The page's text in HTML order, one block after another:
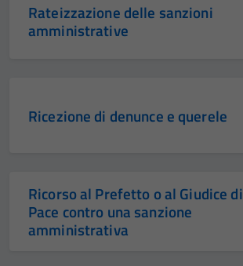
Rateizzazione delle sanzioni
amministrative
Ricezione di denunce e querele
Ricorso al Prefetto o al Giudice di
Pace contro una sanzione
amministrativa